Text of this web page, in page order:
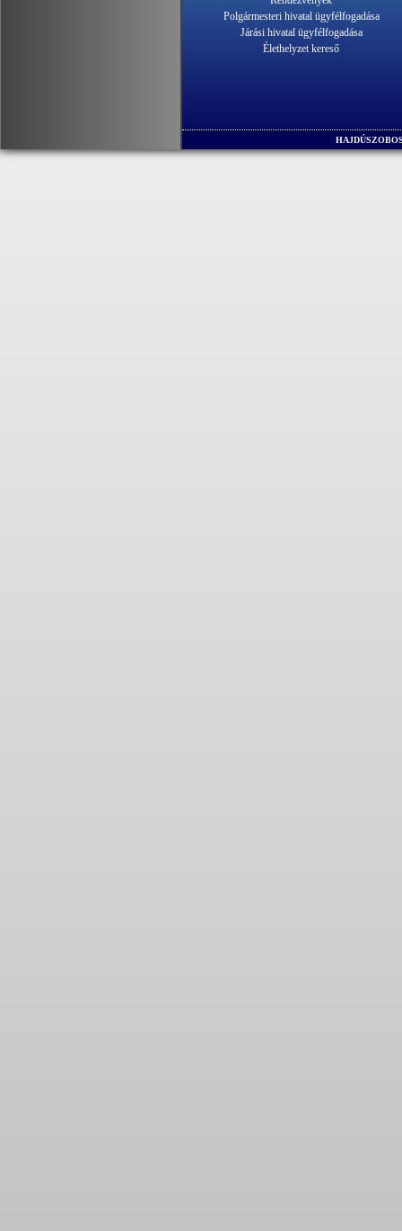
Polgármesteri hivatal ügyfélfogadása
Járási hivatal ügyfélfogadása
Élethelyzet kereső